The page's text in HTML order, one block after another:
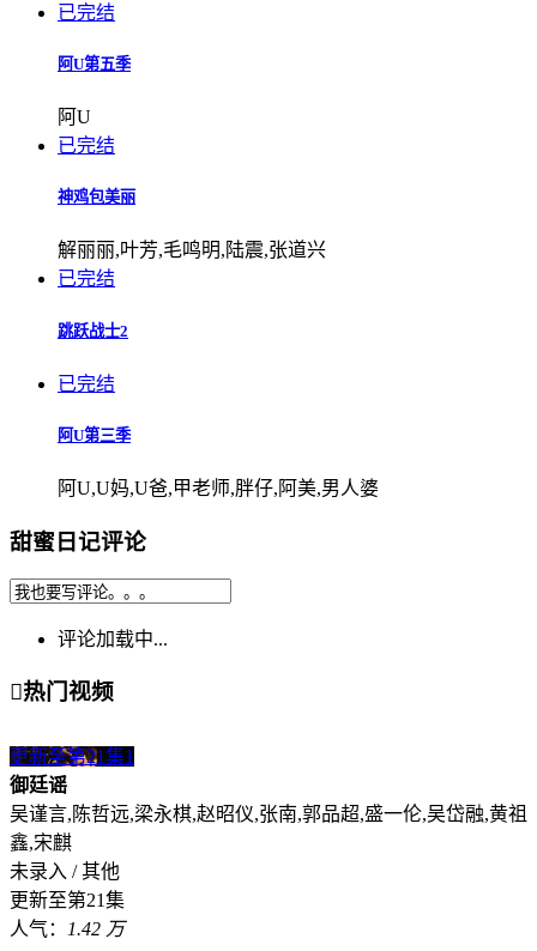
已完结
阿U第五季
阿U
已完结
神鸡包美丽
解丽丽,叶芳,毛鸣明,陆震,张道兴
已完结
跳跃战士2
已完结
阿U第三季
阿U,U妈,U爸,甲老师,胖仔,阿美,男人婆
甜蜜日记评论
评论加载中...
热门视频
更新至第21集1
御廷谣
吴谨言,陈哲远,梁永棋,赵昭仪,张南,郭品超,盛一伦,吴岱融,黄祖
鑫,宋麒
未录入 / 其他
更新至第21集
人气：
1.42 万